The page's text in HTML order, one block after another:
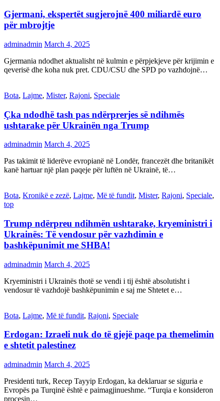
Gjermani, ekspertët sugjerojnë 400 miliardë euro
për mbrojtje
adminadmin March 4, 2025
Gjermania ndodhet aktualisht në kulmin e përpjekjeve për krijimin e
qeverisë dhe koha nuk pret. CDU/CSU dhe SPD po vazhdojnë…
Bota, Lajme, Mister, Rajoni, Speciale
Çka ndodhë tash pas ndërprerjes së ndihmës
ushtarake për Ukrainën nga Trump
adminadmin March 4, 2025
Pas takimit të liderëve evropianë në Londër, francezët dhe britanikët
kanë hartuar një plan paqeje për luftën në Ukrainë, të…
Bota, Kronikë e zezë, Lajme, Më të fundit, Mister, Rajoni, Speciale,
top
Trump ndërpreu ndihmën ushtarake, kryeministri i
Ukrainës: Të vendosur për vazhdimin e
bashkëpunimit me SHBA!
adminadmin March 4, 2025
Kryeministri i Ukrainës thotë se vendi i tij është absolutisht i
vendosur të vazhdojë bashkëpunimin e saj me Shtetet e…
Bota, Lajme, Më të fundit, Rajoni, Speciale
Erdogan: Izraeli nuk do të gjejë paqe pa themelimin
e shtetit palestinez
adminadmin March 4, 2025
Presidenti turk, Recep Tayyip Erdogan, ka deklaruar se siguria e
Evropës pa Turqinë është e paimagjinueshme. “Turqia e konsideron
procesin…